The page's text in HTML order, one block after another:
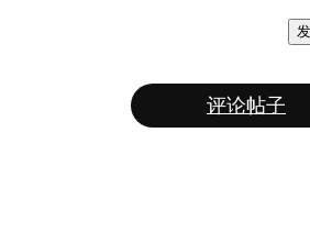
评论帖子